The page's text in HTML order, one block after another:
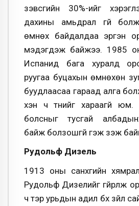
зэвсгийн 30%-ийг
дахины амьдрал үгүй
өмнөх байдалдаа эргэн
мэдэгдэж байжээ. 1985
Испанид бага хуралд
руугаа буцахын өмнөхөн
буудлаасаа гараад алга
хэн ч түүнийг хараагүй
болсныг тусгай
байж болзошгүй гэж үзэж
Рудольф Дизель
1913 оны санхүүгийн
Рудольф Дизелийг үгүйрүүлж
ч тэр урьдын адил бүх зүйл